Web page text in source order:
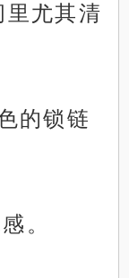
里尤其清
的锁链
。